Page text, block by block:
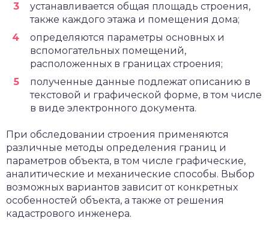
устанавливается общая площадь строения,
также каждого этажа и помещения дома;
определяются параметры основных и
вспомогательных помещений,
расположенных в границах строения;
полученные данные подлежат описанию в
текстовой и графической форме, в том числе
в виде электронного документа.
При обследовании строения применяются
различные методы определения границ и
параметров объекта, в том числе графические,
аналитические и механические способы. Выбор
возможных вариантов зависит от конкретных
особенностей объекта, а также от решения
кадастрового инженера.